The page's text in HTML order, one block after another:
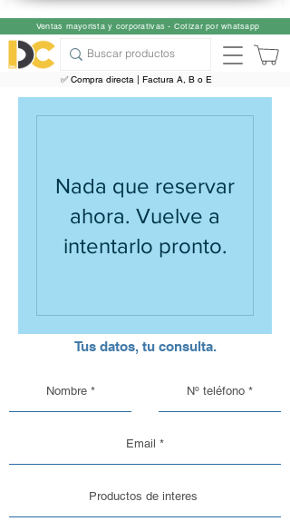
Ventas mayorista y corporativas - Cotizar por whatsapp
✅ Compra directa | Factura A, B o E
Nada que reservar
ahora. Vuelve a
intentarlo pronto.
Tus datos, tu consulta.